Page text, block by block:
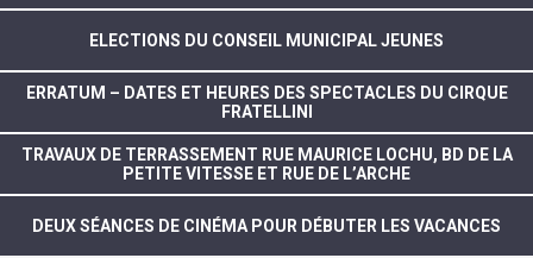
ELECTIONS DU CONSEIL MUNICIPAL JEUNES
ERRATUM – DATES ET HEURES DES SPECTACLES DU CIRQUE
FRATELLINI
TRAVAUX DE TERRASSEMENT RUE MAURICE LOCHU, BD DE LA
PETITE VITESSE ET RUE DE L’ARCHE
DEUX SÉANCES DE CINÉMA POUR DÉBUTER LES VACANCES